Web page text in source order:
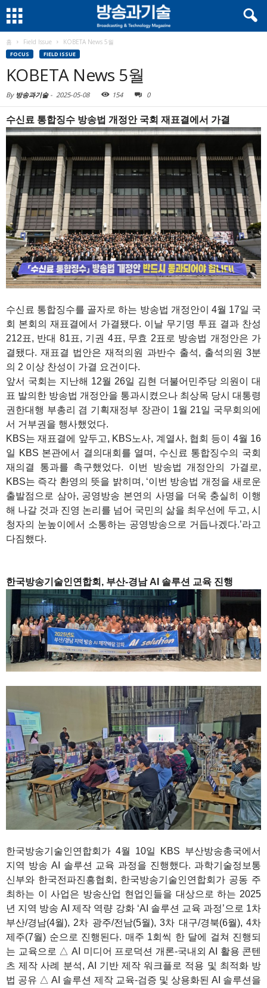
홈 Field Issue KOBETA News 5월
FOCUS FIELD ISSUE
KOBETA News 5월
By 방송과기술- 2025-05-08 154 0
수신료 통합징수 방송법 개정안 국회 재표결에서 가결
수신료 통합징수를 골자로 하는 방송법 개정안이 4월 17일 국
회 본회의 재표결에서 가결됐다. 이날 무기명 투표 결과 찬성
212표, 반대 81표, 기권 4표, 무효 2표로 방송법 개정안은 가
결됐다. 재표결 법안은 재적의원 과반수 출석, 출석의원 3분
의 2 이상 찬성이 가결 요건이다.
앞서 국회는 지난해 12월 26일 김현 더불어민주당 의원이 대
표 발의한 방송법 개정안을 통과시켰으나 최상목 당시 대통령
권한대행 부총리 겸 기획재정부 장관이 1월 21일 국무회의에
서 거부권을 행사했었다.
KBS는 재표결에 앞두고, KBS노사, 계열사, 협회 등이 4월 16
일 KBS 본관에서 결의대회를 열며, 수신료 통합징수의 국회
재의결 통과를 촉구했었다. 이번 방송법 개정안의 가결로,
KBS는 즉각 환영의 뜻을 밝히며, ‘이번 방송법 개정을 새로운
출발점으로 삼아, 공영방송 본연의 사명을 더욱 충실히 이행
해 나갈 것과 진영 논리를 넘어 국민의 삶을 최우선에 두고, 시
청자의 눈높이에서 소통하는 공영방송으로 거듭나겠다.’라고
다짐했다.
한국방송기술인연합회, 부산-경남 AI 솔루션 교육 진행
한국방송기술인연합회가 4월 10일 KBS 부산방송총국에서
지역 방송 AI 솔루션 교육 과정을 진행했다. 과학기술정보통
신부와 한국전파진흥협회, 한국방송기술인연합회가 공동 주
최하는 이 사업은 방송산업 현업인들을 대상으로 하는 2025
년 지역 방송 AI 제작 역량 강화 ‘AI 솔루션 교육 과정’으로 1차
부산/경남(4월), 2차 광주/전남(5월), 3차 대구/경북(6월), 4차
제주(7월) 순으로 진행된다. 매주 1회씩 한 달에 걸쳐 진행되
는 교육으로 △ AI 미디어 프로덕션 개론-국내외 AI 활용 콘텐
츠 제작 사례 분석, AI 기반 제작 워크플로 적용 및 최적화 방
법 공유 △ AI 솔루션 제작 교육-검증 및 상용화된 AI 솔루션을